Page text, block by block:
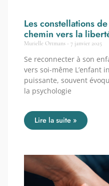
Les constellations
chemin vers la
Murielle Ortmans 7 janvier 2025
Se reconnecter à son
vers soi-même L’enfant
puissante, souvent
la psychologie
Lire la suite »